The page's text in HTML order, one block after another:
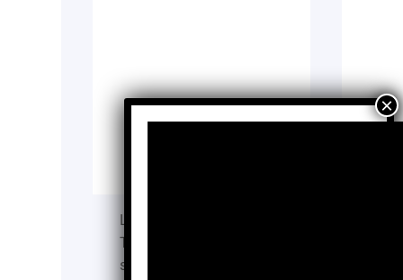
La Fundación De Cero a
Tres construye bases
sólidas para el desarrollo